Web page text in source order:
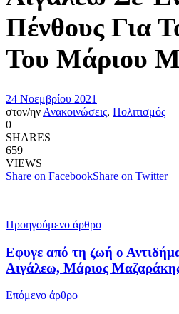
Πένθους Για
Του Μάριου
24 Νοεμβρίου 2021
στον/ην Ανακοινώσεις, Πολιτισμός
0
SHARES
659
VIEWS
Share on FacebookShare on Twitter
Προηγούμενο άρθρο
Εφυγε από τη ζωή ο
Αιγάλεω, Μάριος
Επόμενο άρθρο